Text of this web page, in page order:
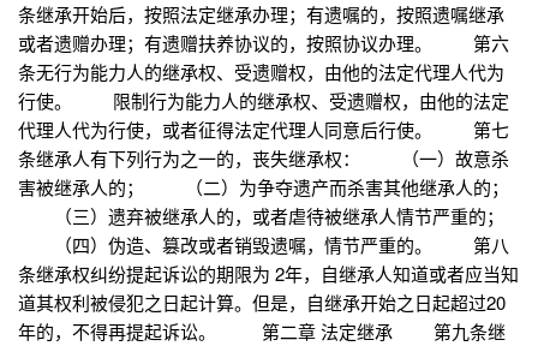
条继承开始后，按照法定继承办理；有遗嘱的，按照遗嘱继承
或者遗赠办理；有遗赠扶养协议的，按照协议办理。 第六
条无行为能力人的继承权、受遗赠权，由他的法定代理人代为
行使。 限制行为能力人的继承权、受遗赠权，由他的法定
代理人代为行使，或者征得法定代理人同意后行使。 第七
条继承人有下列行为之一的，丧失继承权： （一）故意杀
害被继承人的； （二）为争夺遗产而杀害其他继承人的；
（三）遗弃被继承人的，或者虐待被继承人情节严重的；
（四）伪造、篡改或者销毁遗嘱，情节严重的。 第八
条继承权纠纷提起诉讼的期限为 2年，自继承人知道或者应当知
道其权利被侵犯之日起计算。但是，自继承开始之日起超过20
年的，不得再提起诉讼。 第二章 法定继承 第九条继